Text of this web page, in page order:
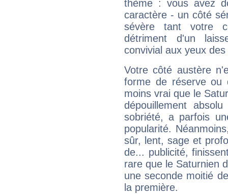
thème : vous avez
caractère - un côté
sévère tant votre
détriment d'un
convivial aux yeux
Votre côté austère
forme de réserve
moins vrai que le
dépouillement
sobriété, a parfois
popularité.
sûr, lent, sage et
de... publicité,
rare que le Saturnien
une seconde moitié
la première.